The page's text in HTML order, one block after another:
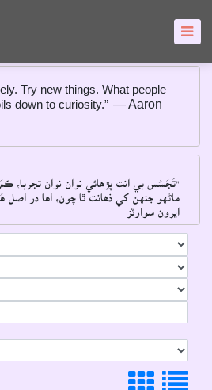
Try new things. What people
down to curiosity.” ― Aaron
"تَجَسُس بي انت پڙهائي نوان نوان تجربا،
ماڻهو جنهن کي ذهانت ٿا چون، اها در اصل
ايرون سوارٽز